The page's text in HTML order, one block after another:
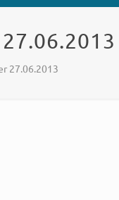
27.06.2013